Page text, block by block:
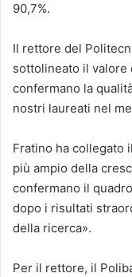
90,7%.
Il rettore del
sottolineato il valore
confermano la
nostri laureati nel
Fratino ha collegato
più ampio della
confermano il
dopo i risultati
della ricerca».
Per il rettore, il